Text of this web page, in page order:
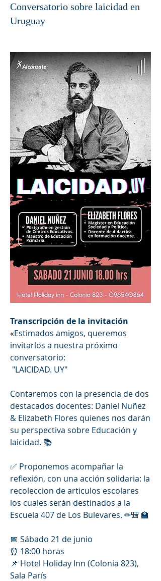
Conversatorio sobre laicidad en
Uruguay
Transcripción de la invitación
«Estimados amigos, queremos
invitarlos a nuestra próximo
conversatorio:
"LAICIDAD. UY"
Contaremos con la presencia de dos
destacados docentes: Daniel Nuñez
& Elizabeth Flores quienes nos darán
su perspectiva sobre Educación y
laicidad. 📚
✅ Proponemos acompañar la
reflexión, con una acción solidaria: la
recoleccion de articulos escolares
los cuales serán destinados a la
Escuela 407 de Los Bulevares. ✏🎒 🏫
📅 Sábado 21 de junio
⏰ 18:00 horas
📌 Hotel Holiday Inn (Colonia 823),
Sala París